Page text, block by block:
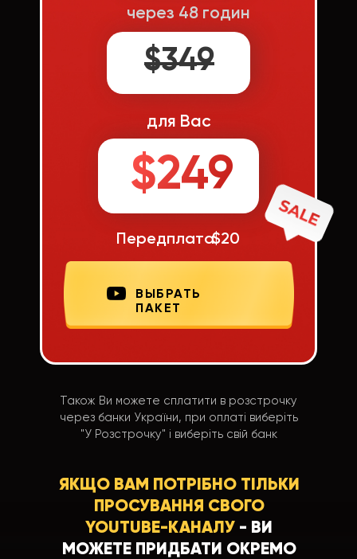
Передплата$20
ВЫБРАТЬ
ПАКЕТ
$349
через 48 годин
$249
для Вас
Також Ви можете сплатити в розстрочку
через банки України, при оплаті виберіть
"У Розстрочку" і виберіть свій банк
ЯКЩО ВАМ ПОТРІБНО ТІЛЬКИ
ПРОСУВАННЯ СВОГО
YOUTUBE-КАНАЛУ - ВИ
МОЖЕТЕ ПРИДБАТИ ОКРЕМО